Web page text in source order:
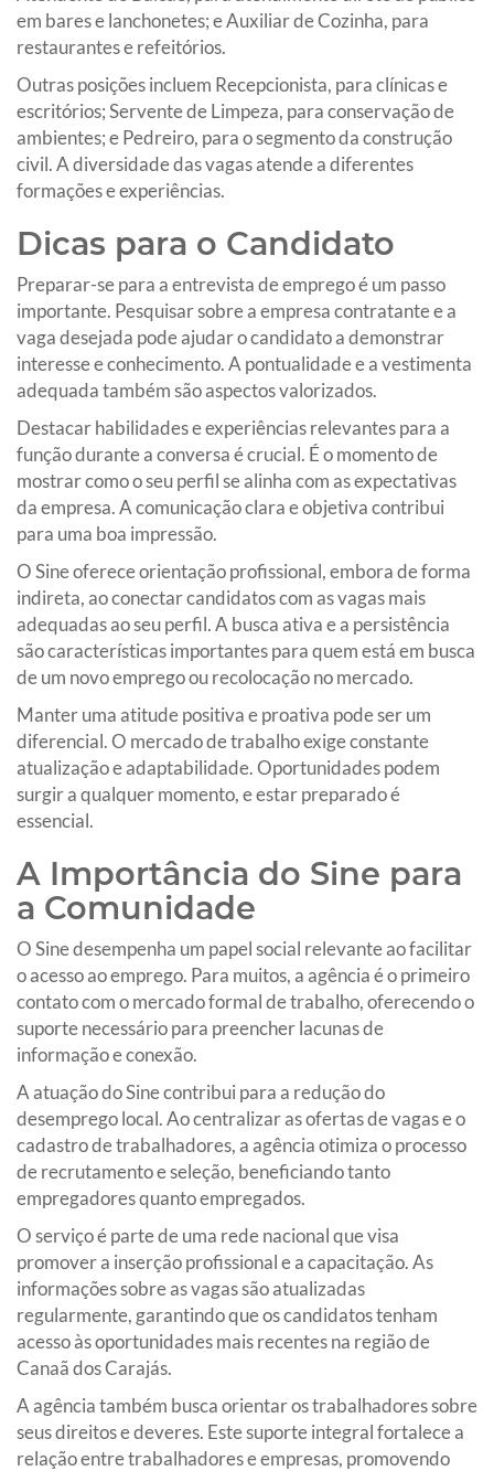
em bares e lanchonetes; e Auxiliar de Cozinha, para
restaurantes e refeitórios.
Outras posições incluem Recepcionista, para clínicas e
escritórios; Servente de Limpeza, para conservação de
ambientes; e Pedreiro, para o segmento da construção
civil. A diversidade das vagas atende a diferentes
formações e experiências.
Dicas para o Candidato
Preparar-se para a entrevista de emprego é um passo
importante. Pesquisar sobre a empresa contratante e a
vaga desejada pode ajudar o candidato a demonstrar
interesse e conhecimento. A pontualidade e a vestimenta
adequada também são aspectos valorizados.
Destacar habilidades e experiências relevantes para a
função durante a conversa é crucial. É o momento de
mostrar como o seu perfil se alinha com as expectativas
da empresa. A comunicação clara e objetiva contribui
para uma boa impressão.
O Sine oferece orientação profissional, embora de forma
indireta, ao conectar candidatos com as vagas mais
adequadas ao seu perfil. A busca ativa e a persistência
são características importantes para quem está em busca
de um novo emprego ou recolocação no mercado.
Manter uma atitude positiva e proativa pode ser um
diferencial. O mercado de trabalho exige constante
atualização e adaptabilidade. Oportunidades podem
surgir a qualquer momento, e estar preparado é
essencial.
A Importância do Sine para
a Comunidade
O Sine desempenha um papel social relevante ao facilitar
o acesso ao emprego. Para muitos, a agência é o primeiro
contato com o mercado formal de trabalho, oferecendo o
suporte necessário para preencher lacunas de
informação e conexão.
A atuação do Sine contribui para a redução do
desemprego local. Ao centralizar as ofertas de vagas e o
cadastro de trabalhadores, a agência otimiza o processo
de recrutamento e seleção, beneficiando tanto
empregadores quanto empregados.
O serviço é parte de uma rede nacional que visa
promover a inserção profissional e a capacitação. As
informações sobre as vagas são atualizadas
regularmente, garantindo que os candidatos tenham
acesso às oportunidades mais recentes na região de
Canaã dos Carajás.
A agência também busca orientar os trabalhadores sobre
seus direitos e deveres. Este suporte integral fortalece a
relação entre trabalhadores e empresas, promovendo